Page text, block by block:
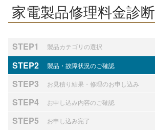
家電製品修理料金診断
STEP1 製品カテゴリの選択
STEP2 製品・故障状況のご確認
STEP3 お見積り結果・修理のお申し込み
STEP4 お申し込み内容のご確認
STEP5 お申し込み完了